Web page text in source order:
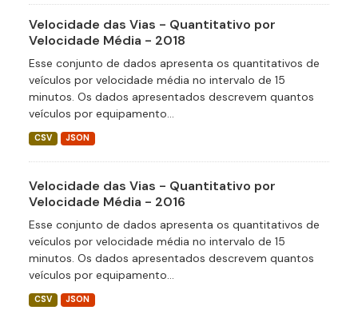
Velocidade das Vias - Quantitativo por
Velocidade Média - 2018
Esse conjunto de dados apresenta os quantitativos de
veículos por velocidade média no intervalo de 15
minutos. Os dados apresentados descrevem quantos
veículos por equipamento...
CSV JSON
Velocidade das Vias - Quantitativo por
Velocidade Média - 2016
Esse conjunto de dados apresenta os quantitativos de
veículos por velocidade média no intervalo de 15
minutos. Os dados apresentados descrevem quantos
veículos por equipamento...
CSV JSON